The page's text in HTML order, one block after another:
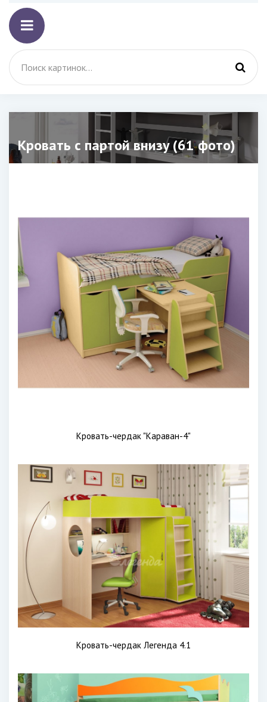
Кровать с партой внизу (61 фото)
Кровать-чердак "Караван-4"
Кровать-чердак Легенда 4.1